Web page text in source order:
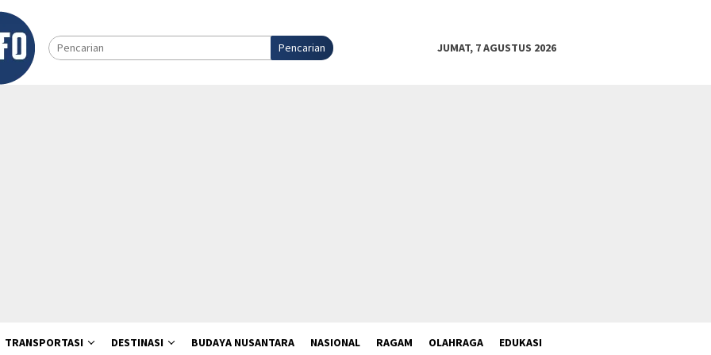
Pencarian JUMAT, 7 AGUSTUS 2026
TRANSPORTASI DESTINASI BUDAYA NUSANTARA NASIONAL RAGAM OLAHRAGA EDUKASI